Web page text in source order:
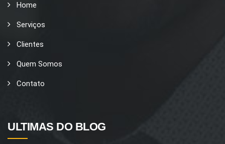
Home
Serviços
Clientes
Quem Somos
Contato
ULTIMAS DO BLOG